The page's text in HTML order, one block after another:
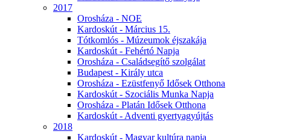
2017
Orosháza - NOE
Kardoskút - Március 15.
Tótkomlós - Múzeumok éjszakája
Kardoskút - Fehértó Napja
Orosháza - Családsegítő szolgálat
Budapest - Király utca
Orosháza - Ezüstfenyő Idősek Otthona
Kardoskút - Szociális Munka Napja
Orosháza - Platán Idősek Otthona
Kardoskút - Adventi gyertyagyújtás
2018
Kardoskút - Magyar kultúra napja